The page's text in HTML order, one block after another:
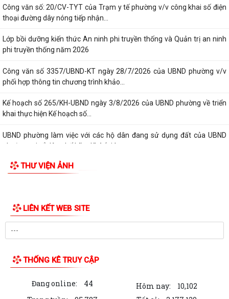
Công văn số: 20/CV-TYT của Trạm y tế phường v/v công khai số điện
thoại đường dây nóng tiếp nhận...
Lớp bồi dưỡng kiến thức An ninh phi truyền thống và Quản trị an ninh
phi truyền thống năm 2026
Công văn số 3357/UBND-KT ngày 28/7/2026 của UBND phường v/v
phối hợp thông tin chương trình khảo...
Kế hoạch số 265/KH-UBND ngày 3/8/2026 của UBND phường về triển
khai thực hiện Kế hoạch số...
UBND phường làm việc với các hộ dân đang sử dụng đất của UBND
phường tại tổ dân phố Lãm Khê (giáp...
PHƯỜNG KIẾN AN THAM DỰ HỘI NGHỊ TRỰC TUYẾN THÀNH PHỐ VỀ
Lễ chào cờ tháng 8/2026
Thông báo số 1298/TB-UBND ngày 31/7/2026 về việc công bố kế
việc công bố kế hoạch, danh mục khu đất...
THƯ VIỆN ẢNH
LIÊN KẾT WEB SITE
THỐNG KÊ TRUY CẬP
Đang online: 44 Hôm nay:
10,102